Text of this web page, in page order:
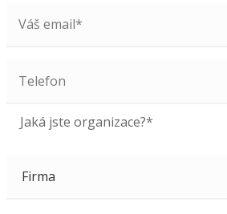
Jaká jste organizace?*